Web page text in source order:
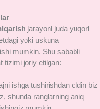
jarayoni juda yuqori
yoki uskuna
mumkin. Shu sababli
tizimi joriy etilgan:
ishga tushirishdan oldin biz
shunda ranglarning aniq